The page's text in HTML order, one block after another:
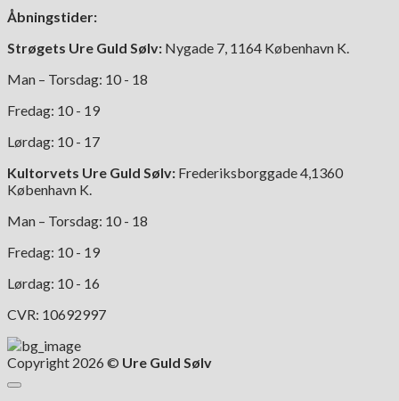
varesiden
Åbningstider:
Strøgets Ure Guld Sølv: Nygade 7, 1164 København K.
Man – Torsdag: 10 - 18
Fredag: 10 - 19
Lørdag: 10 - 17
Kultorvets Ure Guld Sølv: Frederiksborggade 4,1360
København K.
Man – Torsdag: 10 - 18
Fredag: 10 - 19
Lørdag: 10 - 16
CVR: 10692997
Copyright 2026 © Ure Guld Sølv